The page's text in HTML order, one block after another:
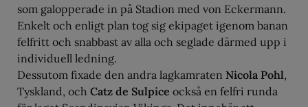
som galopperade in på Stadion med von Eckermann.
Enkelt och enligt plan tog sig ekipaget igenom banan
felfritt och snabbast av alla och seglade därmed upp i
individuell ledning.
Dessutom fixade den andra lagkamraten Nicola Pohl,
Tyskland, och Catz de Sulpice också en felfri runda